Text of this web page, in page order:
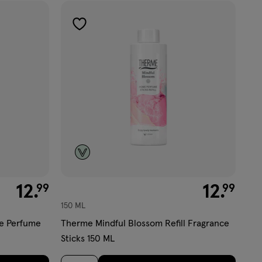
€ 12.99
12.99
Perfume
toevoegen
€ 12.99
12.99
150 ML
Therme Mindful Blossom Refill Fragrance
Sticks 150 ML